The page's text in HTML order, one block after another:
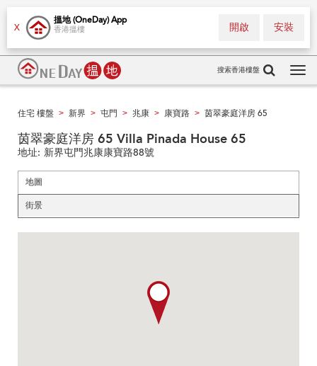
X
搵地 (OneDay) App
香港搵樓 安裝
開啟
搜索香港樓盤
住宅 樓盤 > 新界 > 屯門 > 兆康 > 康寶路 > 茵翠豪庭洋房 65
茵翠豪庭洋房 65 Villa Pinada House 65
地址: 新界屯門兆康康寶路88號
地圖
街景